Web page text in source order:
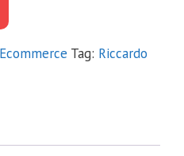
Ecommerce Tag: Riccardo